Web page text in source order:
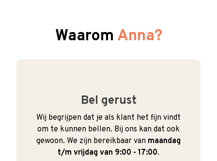
Waarom Anna?
Bel gerust
Wij begrijpen dat je als klant het fijn vindt
om te kunnen bellen. Bij ons kan dat ook
gewoon. We zijn bereikbaar van maandag
t/m vrijdag van 9:00 - 17:00.